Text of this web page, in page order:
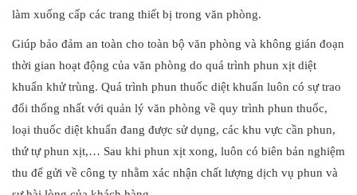
làm xuống cấp các trang thiết bị trong văn phòng.
Giúp bảo đảm an toàn cho toàn bộ văn phòng và không gián đoạn
thời gian hoạt động của văn phòng do quá trình phun xịt diệt
khuẩn khử trùng. Quá trình phun thuốc diệt khuẩn luôn có sự trao
đổi thống nhất với quản lý văn phòng về quy trình phun thuốc,
loại thuốc diệt khuẩn đang được sử dụng, các khu vực cần phun,
thứ tự phun xịt,… Sau khi phun xịt xong, luôn có biên bản nghiệm
thu để gửi về công ty nhằm xác nhận chất lượng dịch vụ phun và